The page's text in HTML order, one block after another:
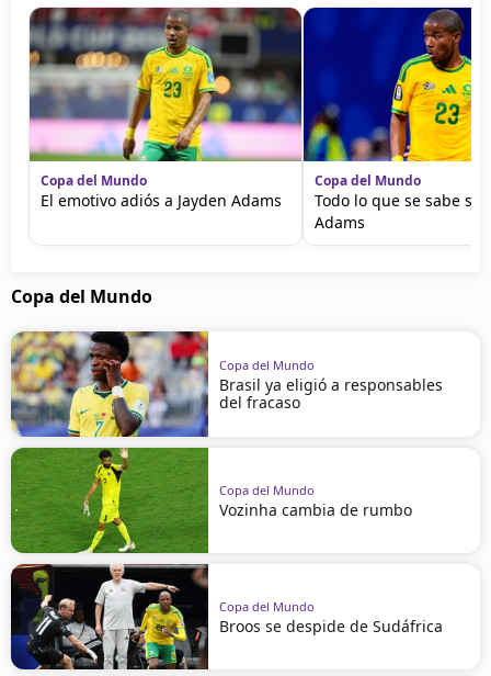
Copa del Mundo
El emotivo adiós a Jayden Adams
Copa del Mundo
Todo lo que se sabe
Adams
Copa del Mundo
Copa del Mundo
Brasil ya eligió a responsables
del fracaso
Copa del Mundo
Vozinha cambia de rumbo
Copa del Mundo
Broos se despide de Sudáfrica